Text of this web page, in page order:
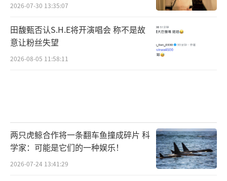
2026-07-30 13:35:07
田馥甄否认S.H.E将开演唱会 称不是故
意让粉丝失望
2026-08-05 11:58:11
两只虎鲸合作将一条翻车鱼撞成碎片 科
学家：可能是它们的一种娱乐！
2026-07-24 13:41:29